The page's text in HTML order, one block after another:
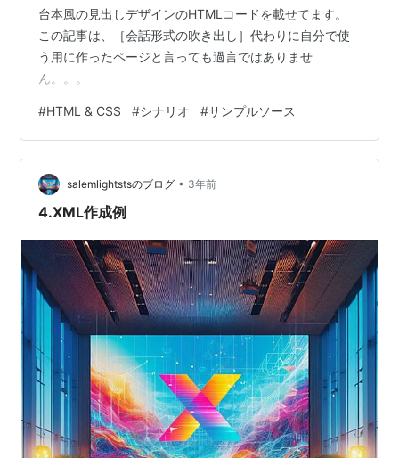
台本風の見出しデザインのHTMLコードを載せてます。
この記事は、［会話形式の吹き出し］代わりに自分で使
う用に作ったページと言っても過言ではありませ
ん。。。
#HTML & CSS #シナリオ #サンプルソース
salemlightstsのブログ • 3年前
4.XML作成例